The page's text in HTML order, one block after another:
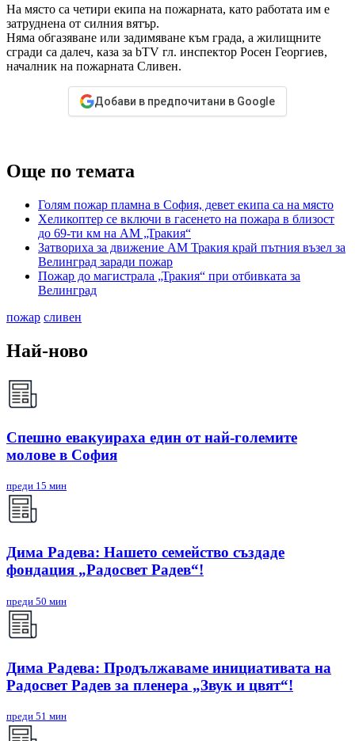
На място са четири екипа на пожарната, като работата им е
затруднена от силния вятър.
Няма обгазяване или задимяване към града, а жилищните
сгради са далеч, каза за bTV гл. инспектор Росен Георгиев,
началник на пожарната Сливен.
Добави в предпочитани в Google
Още по темата
Голям пожар пламна в София, девет екипа са на място
Хеликоптер се включи в гасенето на пожара в близост
до 69-ти км на АМ „Тракия“
Затвориха за движение АМ Тракия край пътния възел за
Велинград заради пожар
Пожар до магистрала „Тракия“ при отбивката за
Велинград
пожар сливен
Най-ново
Спешно евакуираха един от най-големите
молове в София
преди 15 мин
Дима Радева: Нашето семейство създаде
фондация „Радосвет Радев“!
преди 50 мин
Дима Радева: Продължаваме инициативата на
Радосвет Радев за пленера „Звук и цвят“!
преди 51 мин